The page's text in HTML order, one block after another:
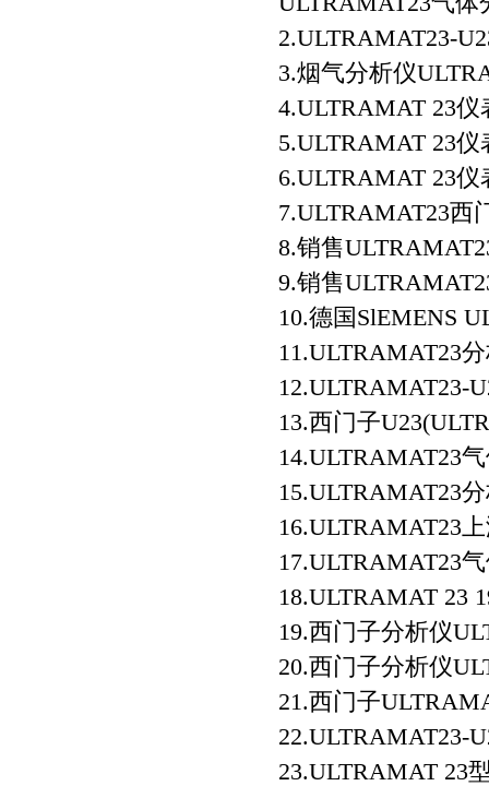
2.ULTRAMAT23-
3.烟气分析仪
4.ULTRAMAT 23
5.ULTRAMAT 23仪
6.ULTRAMAT 23
7.ULTRAMAT23西
8.销售
9.销售
10.德国SlEMENS
11.ULTRAMAT23
12.ULTRAMAT23-
13.西门子
14.ULTRAMAT23
15.ULTRAMAT23
16.ULTRAMAT23
17.ULTRAMAT23
18.ULTRAMAT 23
19.西门子分析仪
20.西门子分析仪
21.西门子
22.ULTRAMAT23-
23.ULTRAMAT 23